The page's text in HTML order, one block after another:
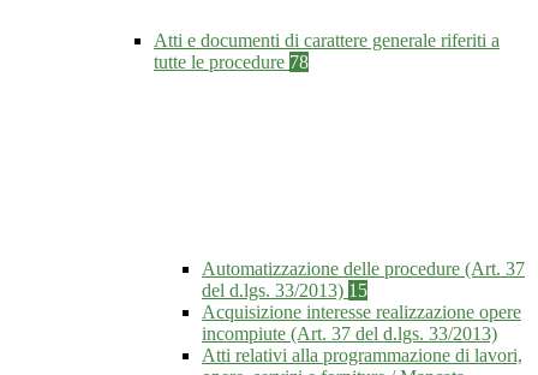
Atti e documenti di carattere generale riferiti a
tutte le procedure 78
Automatizzazione delle procedure (Art. 37
del d.lgs. 33/2013) 15
Acquisizione interesse realizzazione opere
incompiute (Art. 37 del d.lgs. 33/2013)
Atti relativi alla programmazione di lavori,